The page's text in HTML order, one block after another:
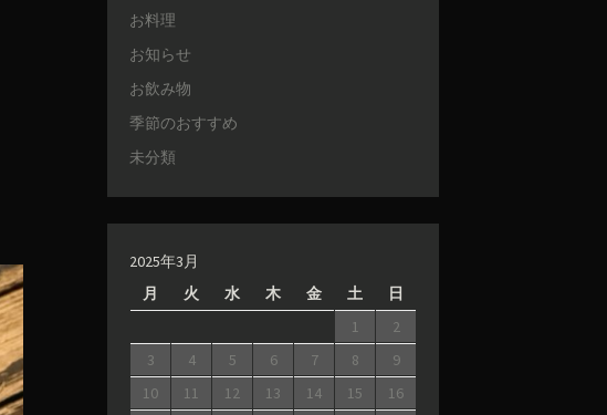
お料理
お知らせ
お飲み物
季節のおすすめ
未分類
2025年3月
月
火 水 木 金 土 日
1
2
3
4 5 6 7 8
9
10
11 12 13 14 15
16